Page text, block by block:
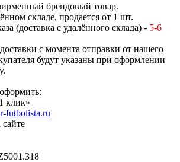
брендовый товар.
складе, продается от 1 шт.
(доставка с удалённого склада) - 5-6
с момента отправки от нашего
будут указаны при оформлении
клик»
futbolista.ru
сайте